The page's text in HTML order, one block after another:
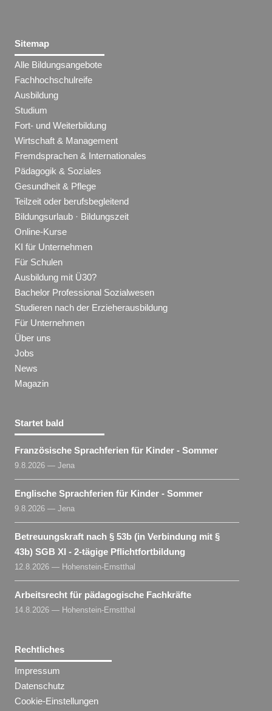
Sitemap
Alle Bildungsangebote
Fachhochschulreife
Ausbildung
Studium
Fort- und Weiterbildung
Wirtschaft & Management
Fremdsprachen & Internationales
Pädagogik & Soziales
Gesundheit & Pflege
Teilzeit oder berufsbegleitend
Bildungsurlaub · Bildungszeit
Online-Kurse
KI für Unternehmen
Für Schulen
Ausbildung mit Ü30?
Bachelor Professional Sozialwesen
Studieren nach der Erzieherausbildung
Für Unternehmen
Über uns
Jobs
News
Magazin
Startet bald
Französische Sprachferien für Kinder - Sommer
9.8.2026 — Jena
Englische Sprachferien für Kinder - Sommer
9.8.2026 — Jena
Betreuungskraft nach § 53b (in Verbindung mit §
43b) SGB XI - 2-tägige Pflichtfortbildung
12.8.2026 — Hohenstein-Ernstthal
Arbeitsrecht für pädagogische Fachkräfte
14.8.2026 — Hohenstein-Ernstthal
Rechtliches
Impressum
Datenschutz
Cookie-Einstellungen